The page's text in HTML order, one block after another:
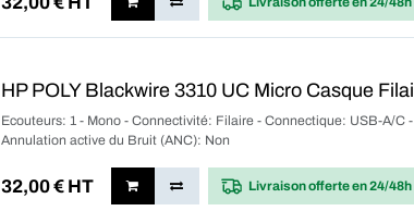
HP POLY Blackwire 3310 UC Micro Casque
Ecouteurs: 1 - Mono - Connectivité: Filaire - Connectique: USB-A/
Annulation active du Bruit (ANC): Non
32,00€ HT Livraison offerteen 24/48h